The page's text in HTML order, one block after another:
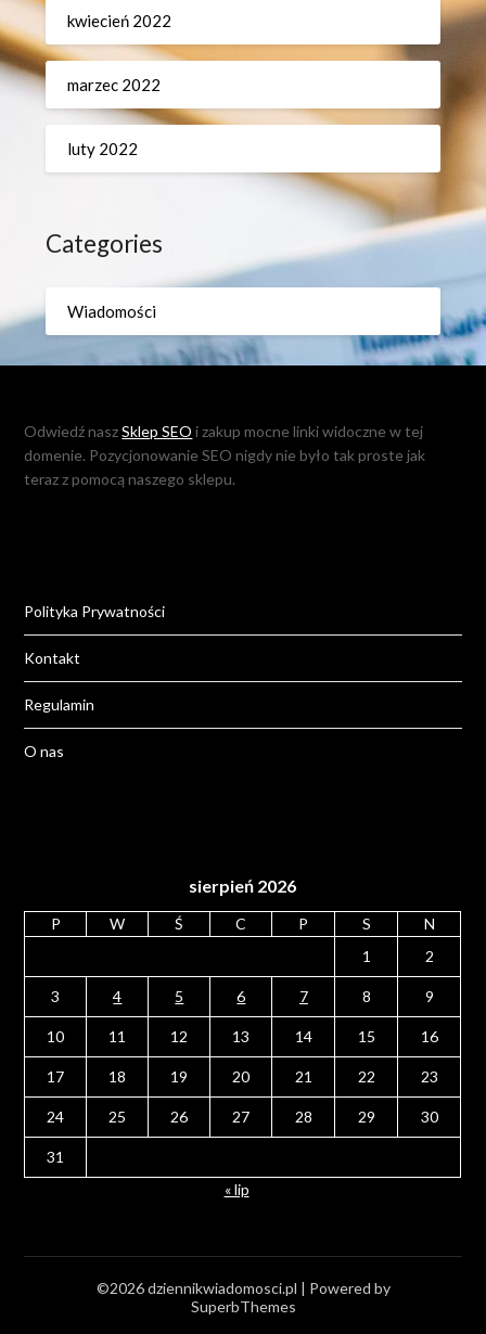
kwiecień 2022
marzec 2022
luty 2022
Categories
Wiadomości
Odwiedź naszSklep SEO i zakup mocne linki widoczne w tej
domenie. Pozycjonowanie SEO nigdy nie było tak proste jak
teraz z pomocą naszego sklepu.
Polityka Prywatności
Kontakt
Regulamin
O nas
sierpień 2026
P W Ś C P S
N
1
2
3 4 5 6 7 8 9
10 11 12 13 14 15 16
17 18 19 20 21 22 23
24 25 26 27 28 29 30
31
« lip
©2026 dziennikwiadomosci.pl | Powered by
SuperbThemes